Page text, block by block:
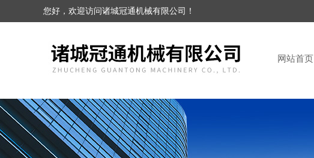
您好，欢迎访问诸城冠通机械有限公司！
网站首页